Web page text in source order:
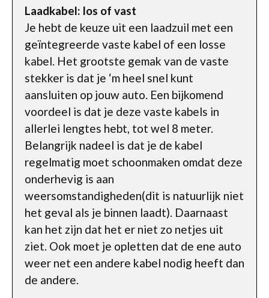
Laadkabel: los of vast
Je hebt de keuze uit een laadzuil met een
geïntegreerde vaste kabel of een losse
kabel. Het grootste gemak van de vaste
stekker is dat je ‘m heel snel kunt
aansluiten op jouw auto. Een bijkomend
voordeel is dat je deze vaste kabels in
allerlei lengtes hebt, tot wel 8 meter.
Belangrijk nadeel is dat je de kabel
regelmatig moet schoonmaken omdat deze
onderhevig is aan
weersomstandigheden(dit is natuurlijk niet
het geval als je binnen laadt). Daarnaast
kan het zijn dat het er niet zo netjes uit
ziet. Ook moet je opletten dat de ene auto
weer net een andere kabel nodig heeft dan
de andere.